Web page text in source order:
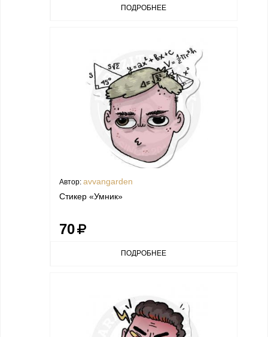
ПОДРОБНЕЕ
Автор: avvangarden
Стикер «Умник»
70
ПОДРОБНЕЕ